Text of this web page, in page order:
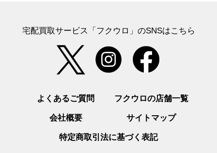
宅配買取サービス「フクウロ」のSNSはこちら
よくあるご質問 フクウロの店舗一覧
会社概要 サイトマップ
特定商取引法に基づく表記